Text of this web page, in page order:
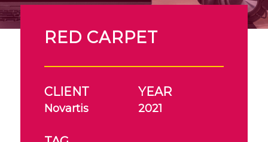
RED CARPET
CLIENT
Novartis
YEAR
2021